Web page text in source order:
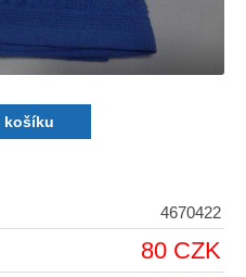
4670422
80 CZK